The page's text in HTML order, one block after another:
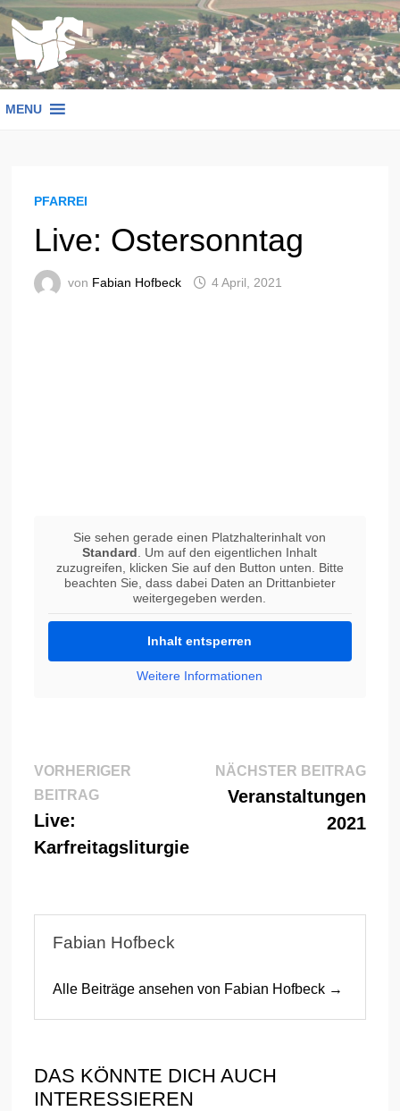
Zum
Inhalt
springen
MENU
PFARREI
Live: Ostersonntag
von Fabian Hofbeck 4 April, 2021
Sie sehen gerade einen Platzhalterinhalt von
Standard . Um auf den eigentlichen Inhalt
zuzugreifen, klicken Sie auf den Button unten. Bitte
beachten Sie, dass dabei Daten an Drittanbieter
weitergegeben werden.
Inhalt entsperren
Weitere Informationen
Beitragsnavigation
VORHERIGER
BEITRAGVorheriger
Live:
Karfreitagsliturgie
NÄCHSTER BEITRAG
Veranstaltungen
2021
Fabian Hofbeck
Alle Beiträge ansehen von Fabian Hofbeck →
DAS KÖNNTE DICH AUCH
INTERESSIEREN